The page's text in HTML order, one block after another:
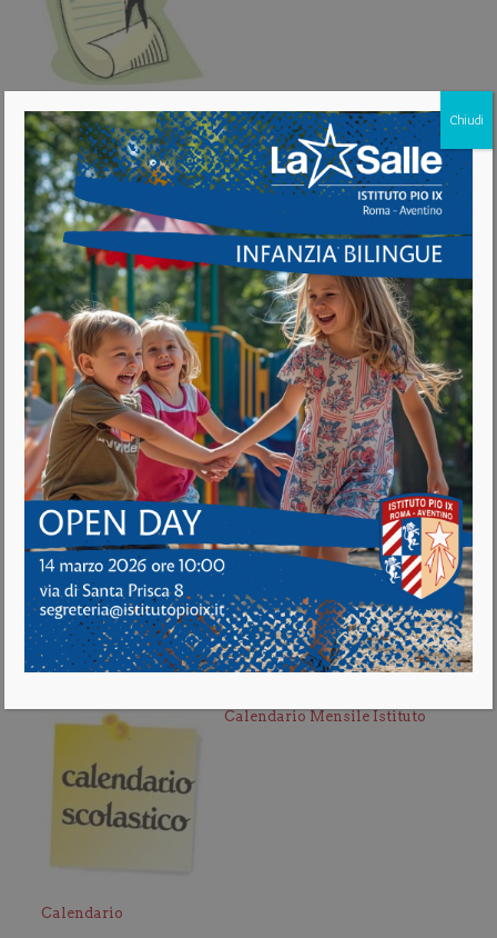
Organigramma
Organi Collegiali
Notizie e Circolari Istituto
Calendario Mensile Istituto
Calendario
Chiudi